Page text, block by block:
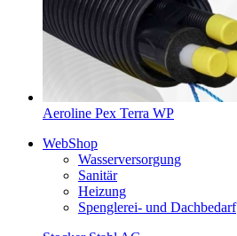
Aeroline Pex Terra WP
WebShop
Wasserversorgung
Sanitär
Heizung
Spenglerei- und Dachbedarf